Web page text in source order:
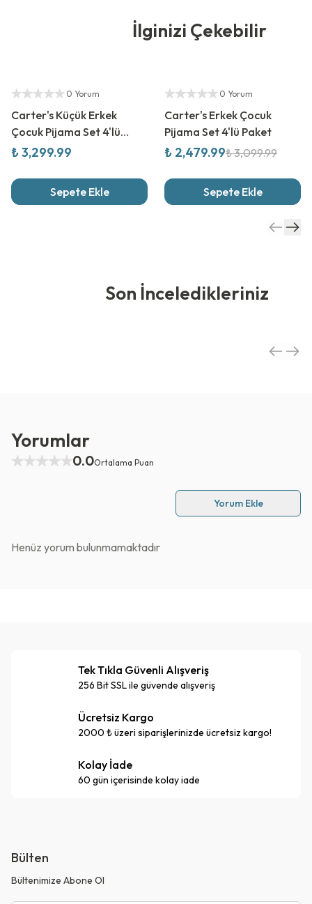
İlginizi Çekebilir
0 Yorum
Carter's Küçük Erkek
Çocuk Pijama Set 4'lü
Paket
₺ 3,299.99
Sepete Ekle
Yetkili Satıcı
0 Yorum
Carter's Erkek Çocuk
Pijama Set 4'lü Paket
₺ 2,479.99₺ 3,099.99
Sepete Ekle
Son İnceledikleriniz
Yorumlar
0.0Ortalama Puan
Yorum Ekle
Henüz yorum bulunmamaktadır
Tek Tıkla Güvenli Alışveriş
256 Bit SSL ile güvende alışveriş
Ücretsiz Kargo
2000 ₺ üzeri siparişlerinizde ücretsiz kargo!
Kolay İade
60 gün içerisinde kolay iade
Bülten
Bültenimize Abone Ol